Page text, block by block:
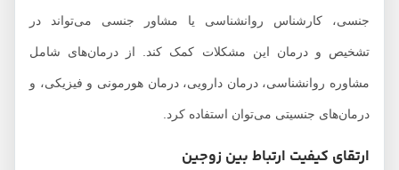
جنسی، کارشناس روانشناسی یا مشاور جنسی می‌تواند در
تشخیص و درمان این مشکلات کمک کند. از درمان‌های شامل
مشاوره روانشناسی، درمان دارویی، درمان هورمونی و فیزیکی، و
درمان‌های جنسیتی می‌توان استفاده کرد.
ارتقای کیفیت ارتباط بین زوجین